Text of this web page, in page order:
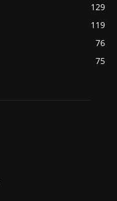
129
119
76
75